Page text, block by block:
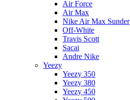
Air Force
Air Max
Nike Air Max Sunder
Off-White
Travis Scott
Sacai
Andre Nike
Yeezy
Yeezy 350
Yeezy 380
Yeezy 450